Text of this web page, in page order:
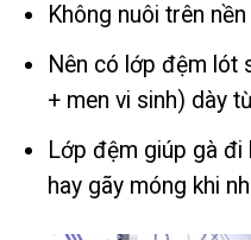
Không nuôi trên
Nên có lớp đệm lót
+ men vi sinh) dày
Lớp đệm giúp gà
hay gãy móng khi